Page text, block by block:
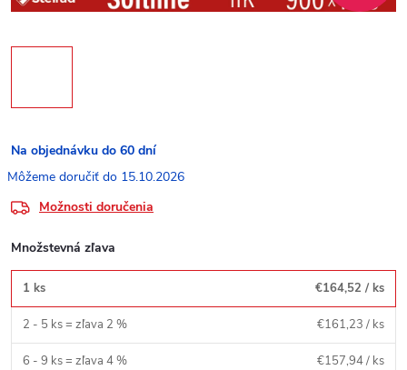
Na objednávku do 60 dní
15.10.2026
Možnosti doručenia
Množstevná zľava
1 ks €164,52 / ks
2 - 5 ks = zľava 2 % €161,23 / ks
6 - 9 ks = zľava 4 % €157,94/ ks